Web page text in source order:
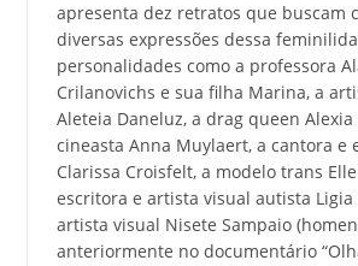
apresenta dez retratos que buscam
diversas expressões dessa
personalidades como a professora
Crilanovichs e sua filha Marina, a
Aleteia Daneluz, a drag queen Alexia
cineasta Anna Muylaert, a cantora e
Clarissa Croisfelt, a modelo trans
escritora e artista visual autista Ligia
artista visual Nisete Sampaio
anteriormente no documentário